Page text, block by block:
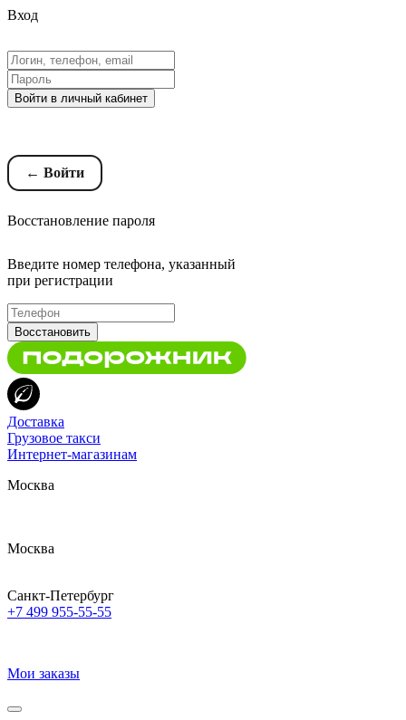
Вход
Войти в личный кабинет
← Войти
Восстановление пароля
Введите номер телефона, указанный
при регистрации
Восстановить
Доставка
Грузовое такси
Интернет-магазинам
Москва
Москва
Санкт-Петербург
+7 499 955-55-55
Мои заказы